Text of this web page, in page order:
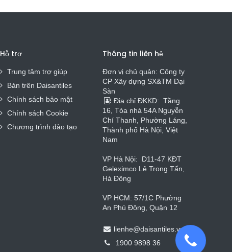
Hỗ trợ
Trung tâm trợ giúp
Bán trên Daisantiles
Chính sách bảo mật
Chính sách Cookie
Chương trình đào tạo
Thông tin liên hệ
Đơn vị chủ quản: Công ty
CP Xây dựng SX&TM Đại
Sàn
Địa chỉ ĐKKD: Tầng
16, Tòa nhà 54A Nguyễn
Chí Thanh, Phường Láng,
Thành phố Hà Nội, Việt
Nam
VP Hà Nội: D11-47 KĐT
Geleximco Lê Trọng Tấn,
Hà Đông
VP HCM: 57/1C Phường
An Phú Đông, Quận 12
lienhe@daisantiles.vn
1900 9898 36